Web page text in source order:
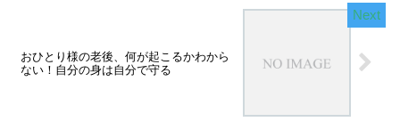
おひとり様の老後、何が起こるかわから
ない！自分の身は自分で守る